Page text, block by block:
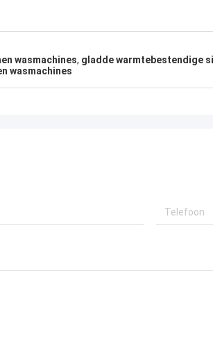
wasmachines, gladde warmtebestendige
wasmachines